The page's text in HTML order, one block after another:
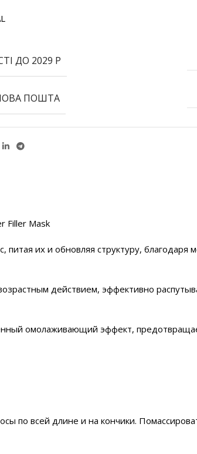
ДО 2029 Р
ПОШТА
Filler Mask
питая их и обновляя структуру,
действием, эффективно
омолаживающий эффект,
всей длине и на кончики.